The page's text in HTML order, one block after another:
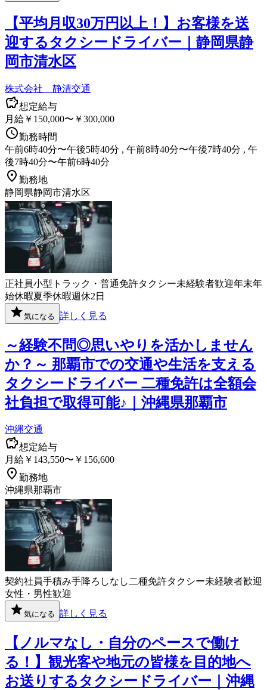
【平均月収30万円以上！】お客様を送
迎するタクシードライバー｜静岡県静
岡市清水区
株式会社 静清交通
想定給与
月給￥150,000〜￥300,000
勤務時間
午前6時40分〜午後5時40分 , 午前8時40分〜午後7時40分 , 午
後7時40分〜午前6時40分
勤務地
静岡県静岡市清水区
正社員小型トラック・普通免許タクシー未経験者歓迎年末年
始休暇夏季休暇週休2日
気になる 詳しく見る
～経験不問◎思いやりを活かしません
か？～ 那覇市での交通や生活を支える
タクシードライバー 二種免許は全額会
社負担で取得可能♪｜沖縄県那覇市
沖縄交通
想定給与
月給￥143,550〜￥156,600
勤務地
沖縄県那覇市
契約社員手積み手降ろしなし二種免許タクシー未経験者歓迎
女性・男性歓迎
気になる 詳しく見る
【ノルマなし・自分のペースで働け
る！】観光客や地元の皆様を目的地へ
お送りするタクシードライバー｜沖縄